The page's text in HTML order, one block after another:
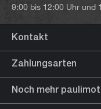
9:00 bis 12:00 Uhr und
Kontakt
Zahlungsarten
Noch mehr paulimot